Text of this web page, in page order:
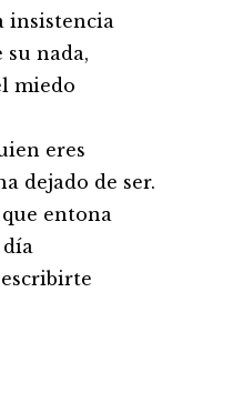
insistencia
su nada,
miedo
eres
dejado de ser.
entona